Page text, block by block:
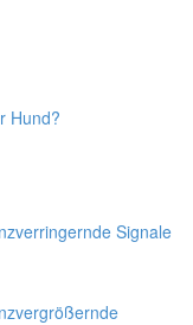
Hund?
Signale